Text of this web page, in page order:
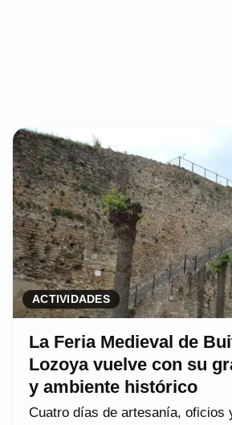
ACTIVIDADES
La Feria Medieval de
Lozoya vuelve con su
y ambiente histórico
Cuatro días de artesanía, oficios